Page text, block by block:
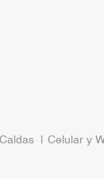
| Celular y